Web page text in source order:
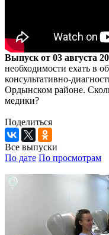
Выпуск от 03 августа
необходимости ехать в
консультативно-
Ордынском районе.
медики?
Поделиться
Все выпуски
По дате По просмотрам